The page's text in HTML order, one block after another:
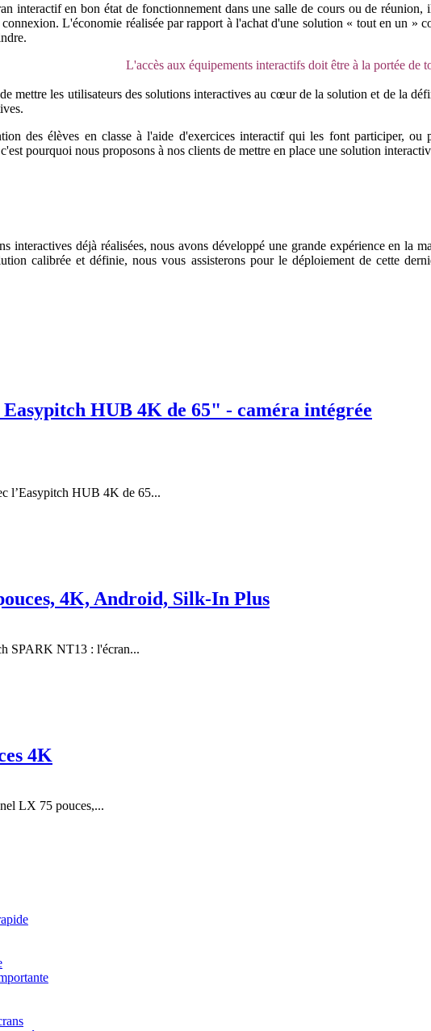
interactif en bon état de fonctionnement dans une salle de cours ou de
connexion. L'économie réalisée par rapport à l'achat d'une solution « tout en un
L'accès aux équipements interactifs doit être à la portée de
mettre les utilisateurs des solutions interactives au cœur de la solution et de la
des élèves en classe à l'aide d'exercices interactif qui les font participer,
pourquoi nous proposons à nos clients de mettre en place une solution
interactives déjà réalisées, nous avons développé une grande expérience en la
calibrée et définie, nous vous assisterons pour le déploiement de cette
HUB 4K de 65" - caméra intégrée
l’Easypitch HUB 4K de 65...
4K, Android, Silk-In Plus
SPARK NT13 : l'écran...
4K
LX 75 pouces,...